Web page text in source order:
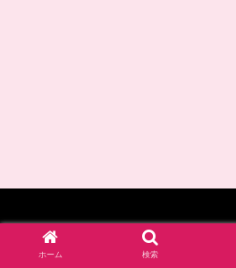
© 2017-2026 四谷学院保育士試
ホーム 検索